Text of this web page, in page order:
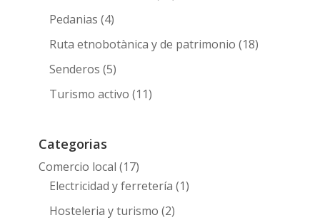
Pedanias (4)
Ruta etnobotànica y de patrimonio (18)
Senderos (5)
Turismo activo (11)
Categorias
Comercio local (17)
Electricidad y ferretería (1)
Hosteleria y turismo (2)